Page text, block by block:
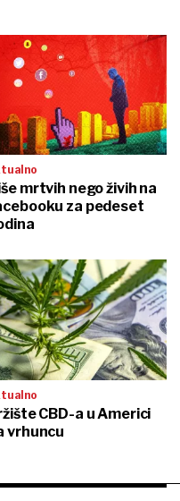
mrtvih nego živih na
za pedeset
CBD-a u Americi
vrhuncu